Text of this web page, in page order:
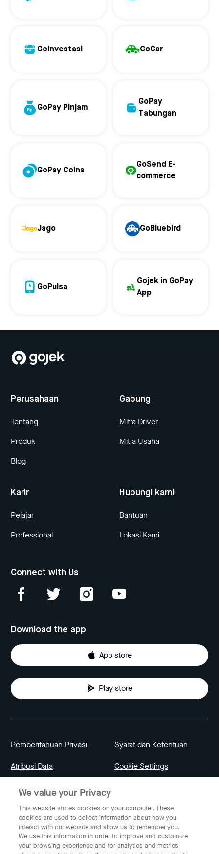
GoInvestasi GoCar
GoPay Pinjam
GoPay
Tabungan
GoPay Coins
GoSend E-
commerce
Jago GoBluebird
GoPulsa
Gojek in GoPay
App
Perusahaan
Tentang
Produk
Blog
Gabung
Mitra Driver
Mitra Usaha
Karir
Pelajar
Professional
Hubungi kami
Bantuan
Lokasi Kami
Connect with Us
Download the app
App store
Play store
Pemberitahuan Privasi Syarat dan Ketentuan
Atribusi Data Cookie Settings
Bahasa Indonesia
We value your Privacy
This website stores cookies on your computer. These
cookies are used to collect information about how you
interact with our website and allow us to remember you.
We use this information in order to improve and customize
your browsing experience and for analytics and metrics